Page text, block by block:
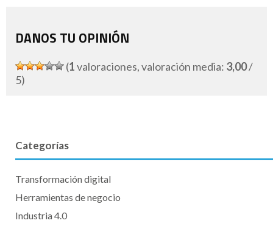
DANOS TU OPINIÓN
(1valoraciones, valoración media: 3,00/
5)
Categorías
Transformación digital
Herramientas de negocio
Industria 4.0